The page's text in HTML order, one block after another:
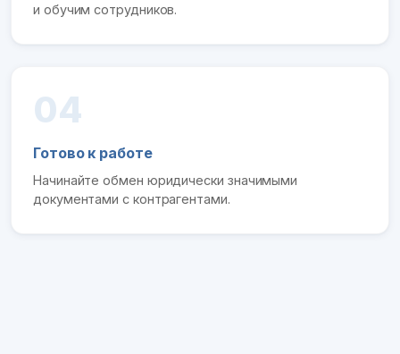
и обучим сотрудников.
04
Готово к работе
Начинайте обмен юридически значимыми
документами с контрагентами.